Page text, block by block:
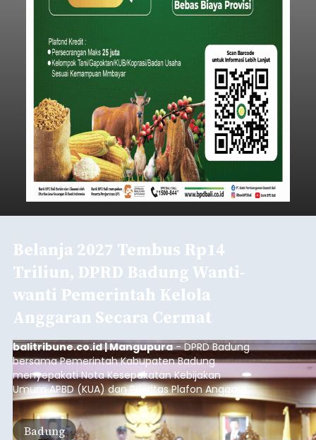
Belanja 2027 Tembus Rp14
Triliun, DPRD Badung Wanti-
wanti Pemerintah Kelola
Anggaran Secara Cermat
balitribune.co.id | Mangupura- DPRD Badung
bersama Pemerintah Kabupaten Badung
menyepakati Nota Kesepakatan Kebijakan
Umum APBD (KUA) dan Prioritas Plafon Anggaran
Sementara (PPAS) Tahun Anggaran 2027 dalam
rapat paripurna yang digelar di Gedung DPRD
Badung, Kamis (6/8/2026).
Badung